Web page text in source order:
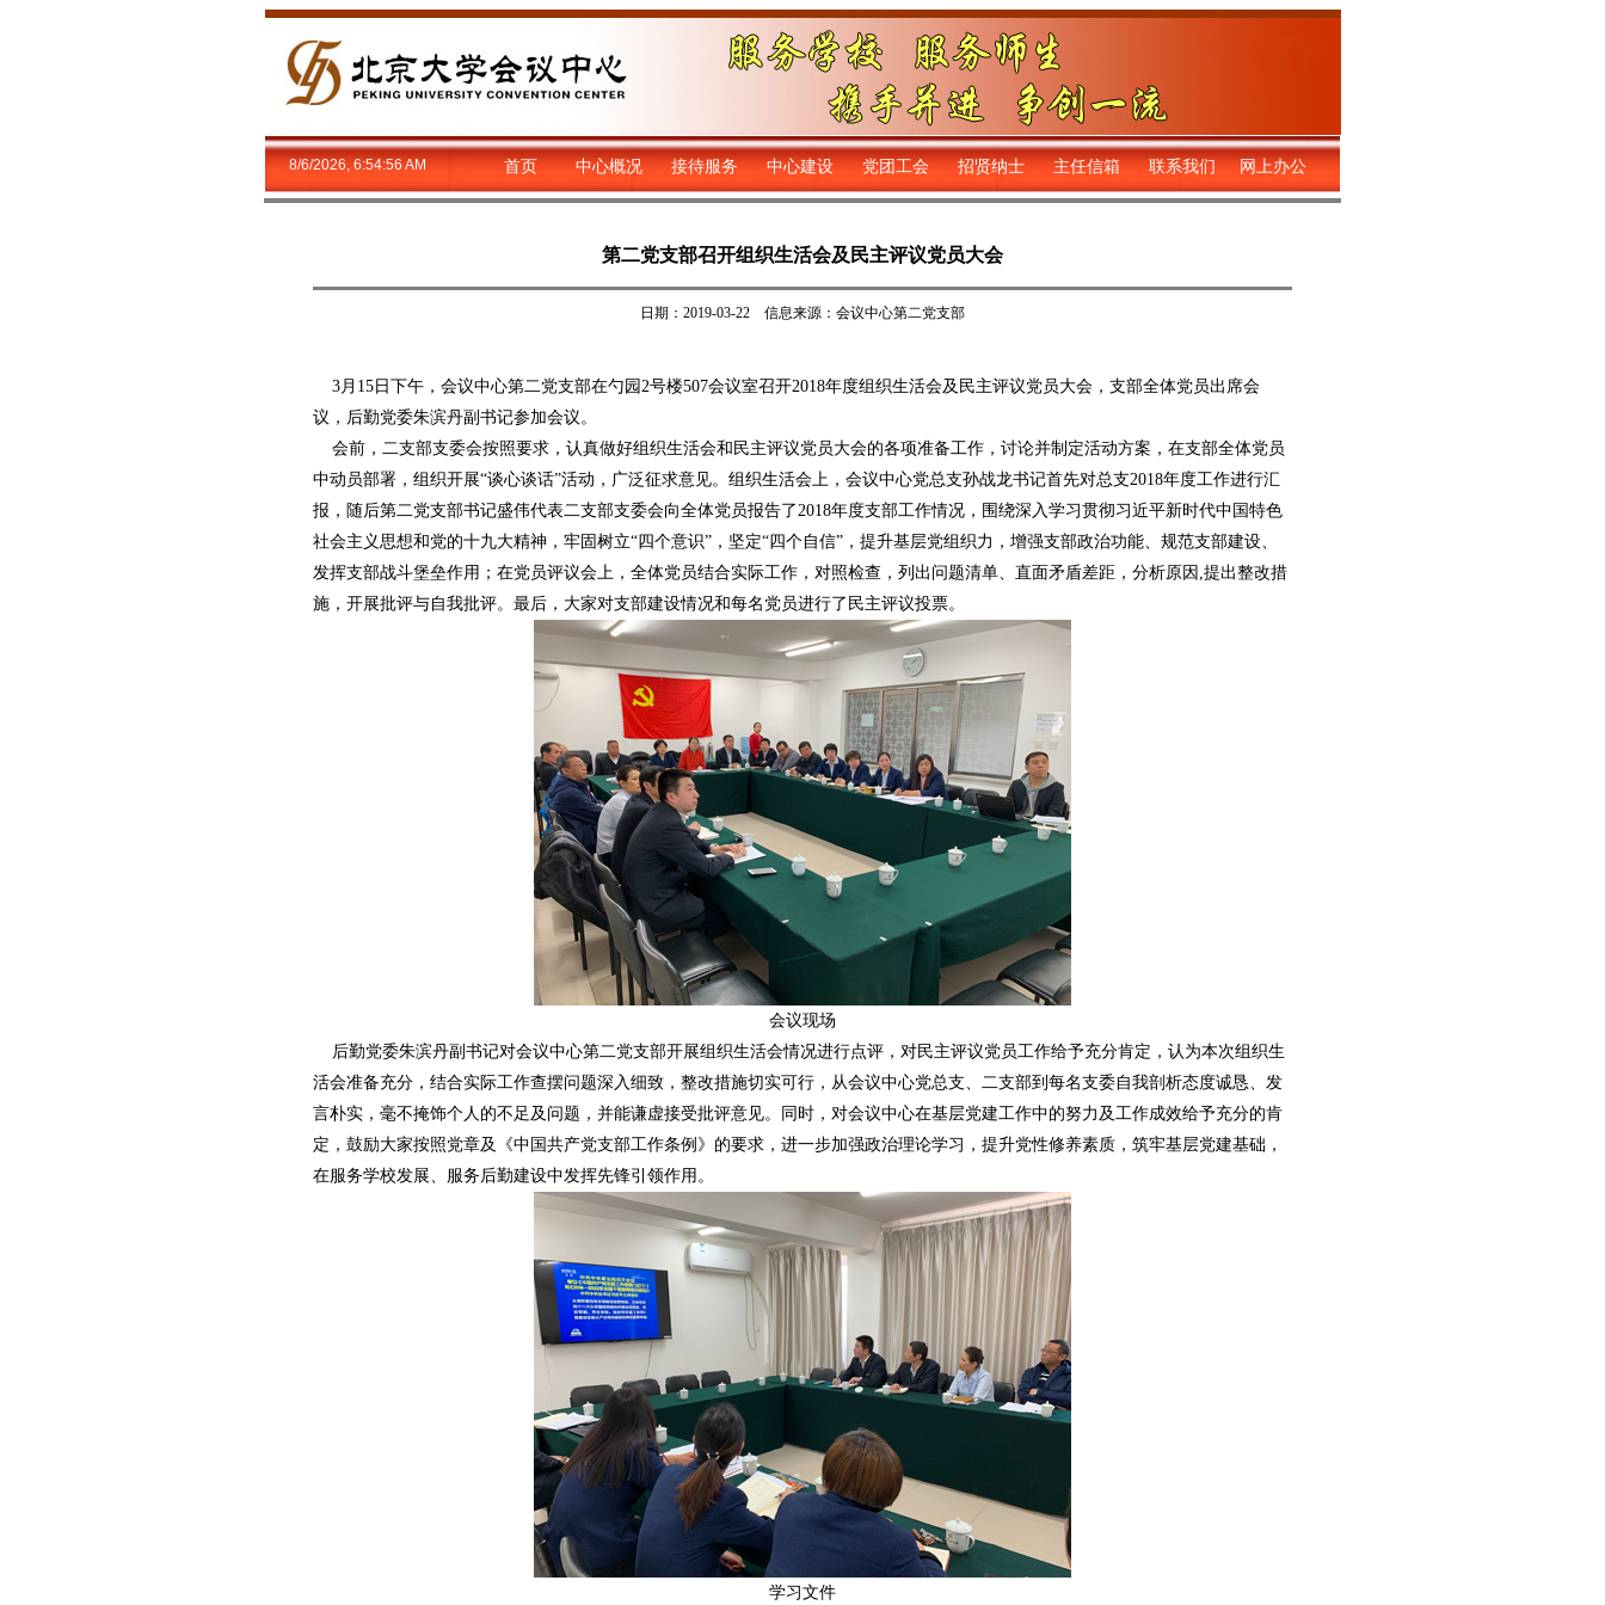
8/6/2026, 6:54:56 AM 首页 中心概况 接待服务 中心建设 党团工会 招贤纳士 主任信箱 联系我们 网上办公
第二党支部召开组织生活会及民主评议党员大会
日期：2019-03-22 信息来源：会议中心第二党支部
3月15日下午，会议中心第二党支部在勺园2号楼507会议室召开2018年度组织生活会及民主评议党员大会，支部全体党员出席会
议，后勤党委朱滨丹副书记参加会议。
会前，二支部支委会按照要求，认真做好组织生活会和民主评议党员大会的各项准备工作，讨论并制定活动方案，在支部全体党员
中动员部署，组织开展“谈心谈话”活动，广泛征求意见。组织生活会上，会议中心党总支孙战龙书记首先对总支2018年度工作进行汇
报，随后第二党支部书记盛伟代表二支部支委会向全体党员报告了2018年度支部工作情况，围绕深入学习贯彻习近平新时代中国特色
社会主义思想和党的十九大精神，牢固树立“四个意识”，坚定“四个自信”，提升基层党组织力，增强支部政治功能、规范支部建设、
发挥支部战斗堡垒作用；在党员评议会上，全体党员结合实际工作，对照检查，列出问题清单、直面矛盾差距，分析原因,提出整改措
施，开展批评与自我批评。最后，大家对支部建设情况和每名党员进行了民主评议投票。
会议现场
后勤党委朱滨丹副书记对会议中心第二党支部开展组织生活会情况进行点评，对民主评议党员工作给予充分肯定，认为本次组织生
活会准备充分，结合实际工作查摆问题深入细致，整改措施切实可行，从会议中心党总支、二支部到每名支委自我剖析态度诚恳、发
言朴实，毫不掩饰个人的不足及问题，并能谦虚接受批评意见。同时，对会议中心在基层党建工作中的努力及工作成效给予充分的肯
定，鼓励大家按照党章及《中国共产党支部工作条例》的要求，进一步加强政治理论学习，提升党性修养素质，筑牢基层党建基础，
在服务学校发展、服务后勤建设中发挥先锋引领作用。
学习文件